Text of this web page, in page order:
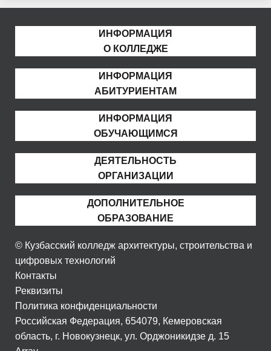
ИНФОРМАЦИЯ
О КОЛЛЕДЖЕ
ИНФОРМАЦИЯ
АБИТУРИЕНТАМ
ИНФОРМАЦИЯ
ОБУЧАЮЩИМСЯ
ДЕЯТЕЛЬНОСТЬ
ОРГАНИЗАЦИИ
ДОПОЛНИТЕЛЬНОЕ
ОБРАЗОВАНИЕ
© Кузбасский колледж архитектуры, строительства и
цифровых технологий
Контакты
Реквизиты
Политика конфиденциальности
Российская Федерация, 654079, Кемеровская
область, г. Новокузнецк, ул. Орджоникидзе д. 15